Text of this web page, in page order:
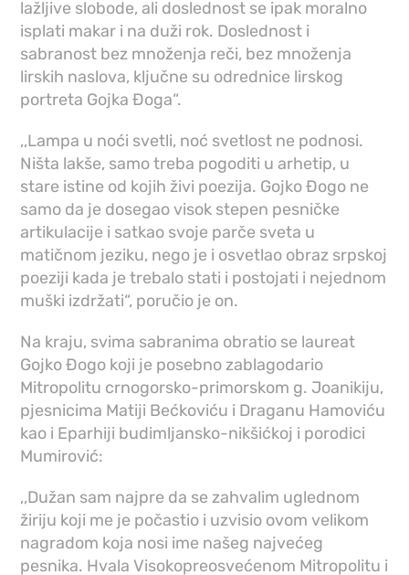
lažljive slobode, ali doslednost se ipak moralno
isplati makar i na duži rok. Doslednost i
sabranost bez množenja reči, bez množenja
lirskih naslova, ključne su odrednice lirskog
portreta Gojka Đoga“.
,,Lampa u noći svetli, noć svetlost ne podnosi.
Ništa lakše, samo treba pogoditi u arhetip, u
stare istine od kojih živi poezija. Gojko Đogo ne
samo da je dosegao visok stepen pesničke
artikulacije i satkao svoje parče sveta u
matičnom jeziku, nego je i osvetlao obraz srpskoj
poeziji kada je trebalo stati i postojati i nejednom
muški izdržati“, poručio je on.
Na kraju, svima sabranima obratio se laureat
Gojko Đogo koji je posebno zablagodario
Mitropolitu crnogorsko-primorskom g. Joanikiju,
pjesnicima Matiji Bećkoviću i Draganu Hamoviću
kao i Eparhiji budimljansko-nikšićkoj i porodici
Mumirović:
,,Dužan sam najpre da se zahvalim uglednom
žiriju koji me je počastio i uzvisio ovom velikom
nagradom koja nosi ime našeg najvećeg
pesnika. Hvala Visokopreosvećenom Mitropolitu i